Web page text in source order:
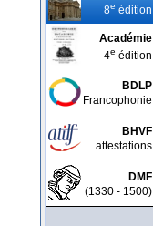
8e édition
Académie
4e édition
BDLP
Francophonie
BHVF
attestations
DMF
(1330 - 1500)